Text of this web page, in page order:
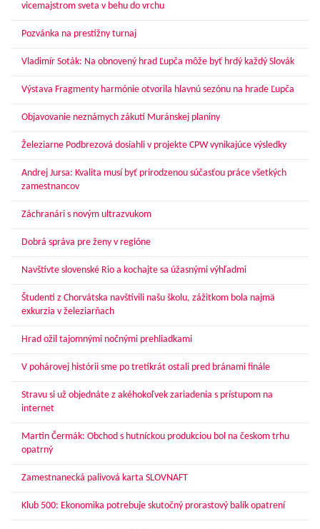
vicemajstrom sveta v behu do vrchu
Pozvánka na prestížny turnaj
Vladimír Soták: Na obnovený hrad Ľupča môže byť hrdý každý Slovák
Výstava Fragmenty harmónie otvorila hlavnú sezónu na hrade Ľupča
Objavovanie neznámych zákutí Muránskej planiny
Železiarne Podbrezová dosiahli v projekte CPW vynikajúce výsledky
Andrej Jursa: Kvalita musí byť prirodzenou súčasťou práce všetkých
zamestnancov
Záchranári s novým ultrazvukom
Dobrá správa pre ženy v regióne
Navštívte slovenské Rio a kochajte sa úžasnými výhľadmi
Študenti z Chorvátska navštívili našu školu, zážitkom bola najmä
exkurzia v železiarňach
Hrad ožil tajomnými nočnými prehliadkami
V pohárovej histórii sme po tretíkrát ostali pred bránami finále
Stravu si už objednáte z akéhokoľvek zariadenia s prístupom na
internet
Martin Čermák: Obchod s hutníckou produkciou bol na českom trhu
opatrný
Zamestnanecká palivová karta SLOVNAFT
Klub 500: Ekonomika potrebuje skutočný prorastový balík opatrení